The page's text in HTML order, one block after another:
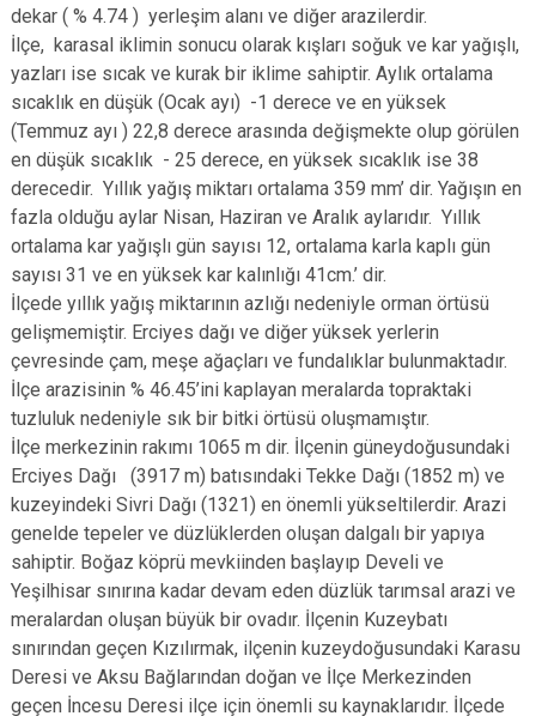
dekar ( % 4.74 ) yerleşim alanı ve diğer arazilerdir.
İlçe, karasal iklimin sonucu olarak kışları soğuk ve kar yağışlı,
yazları ise sıcak ve kurak bir iklime sahiptir. Aylık ortalama
sıcaklık en düşük (Ocak ayı) -1 derece ve en yüksek
(Temmuz ayı ) 22,8 derece arasında değişmekte olup görülen
en düşük sıcaklık - 25 derece, en yüksek sıcaklık ise 38
derecedir. Yıllık yağış miktarı ortalama 359 mm’ dir. Yağışın en
fazla olduğu aylar Nisan, Haziran ve Aralık aylarıdır. Yıllık
ortalama kar yağışlı gün sayısı 12, ortalama karla kaplı gün
sayısı 31 ve en yüksek kar kalınlığı 41cm.’ dir.
İlçede yıllık yağış miktarının azlığı nedeniyle orman örtüsü
gelişmemiştir. Erciyes dağı ve diğer yüksek yerlerin
çevresinde çam, meşe ağaçları ve fundalıklar bulunmaktadır.
İlçe arazisinin % 46.45’ini kaplayan meralarda topraktaki
tuzluluk nedeniyle sık bir bitki örtüsü oluşmamıştır.
İlçe merkezinin rakımı 1065 m dir. İlçenin güneydoğusundaki
Erciyes Dağı (3917 m) batısındaki Tekke Dağı (1852 m) ve
kuzeyindeki Sivri Dağı (1321) en önemli yükseltilerdir. Arazi
genelde tepeler ve düzlüklerden oluşan dalgalı bir yapıya
sahiptir. Boğaz köprü mevkiinden başlayıp Develi ve
Yeşilhisar sınırına kadar devam eden düzlük tarımsal arazi ve
meralardan oluşan büyük bir ovadır. İlçenin Kuzeybatı
sınırından geçen Kızılırmak, ilçenin kuzeydoğusundaki Karasu
Deresi ve Aksu Bağlarından doğan ve İlçe Merkezinden
geçen İncesu Deresi ilçe için önemli su kaynaklarıdır. İlçede